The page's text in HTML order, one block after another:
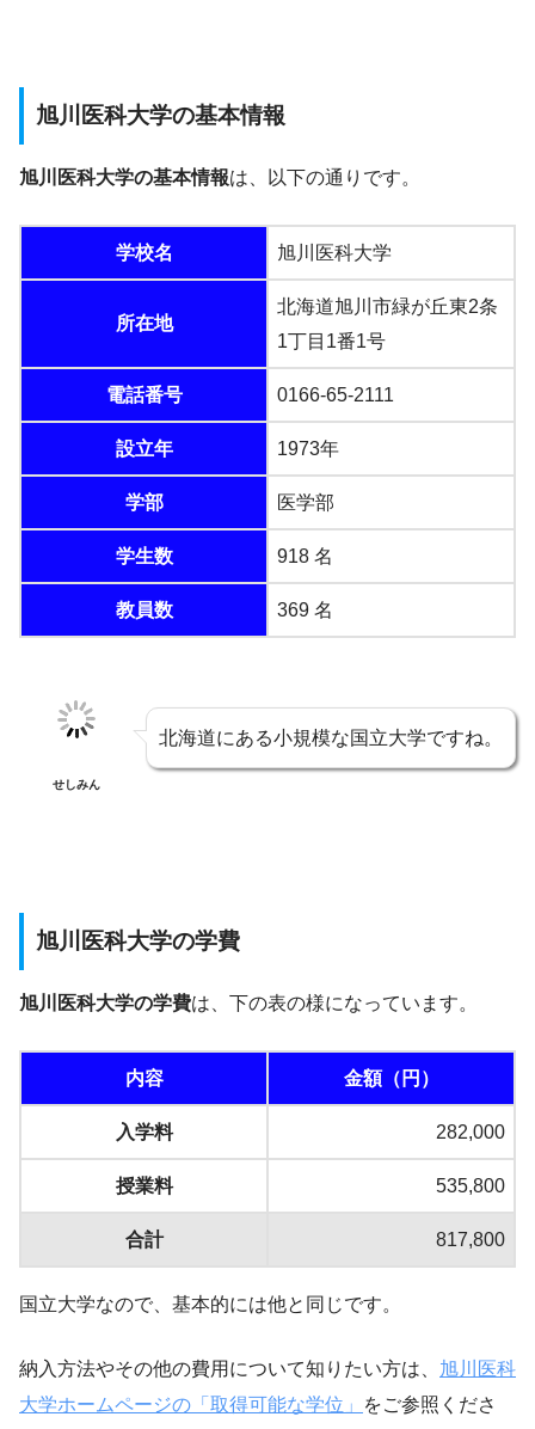
旭川医科大学の基本情報
旭川医科大学の基本情報は、以下の通りです。
学校名 旭川医科大学
所在地
北海道旭川市緑が丘東2条
1丁目1番1号
電話番号 0166-65-2111
設立年 1973年
学部 医学部
学生数 918 名
教員数 369 名
せしみん
北海道にある小規模な国立大学ですね。
旭川医科大学の学費
旭川医科大学の学費は、下の表の様になっています。
内容 金額（円）
入学料 282,000
授業料 535,800
合計 817,800
国立大学なので、基本的には他と同じです。
納入方法やその他の費用について知りたい方は、 旭川医科
大学ホームページの「取得可能な学位」
をご参照くださ